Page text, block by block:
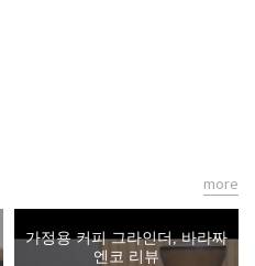
가정용 커피 그라인더, 바라짜
엔코 리뷰
more